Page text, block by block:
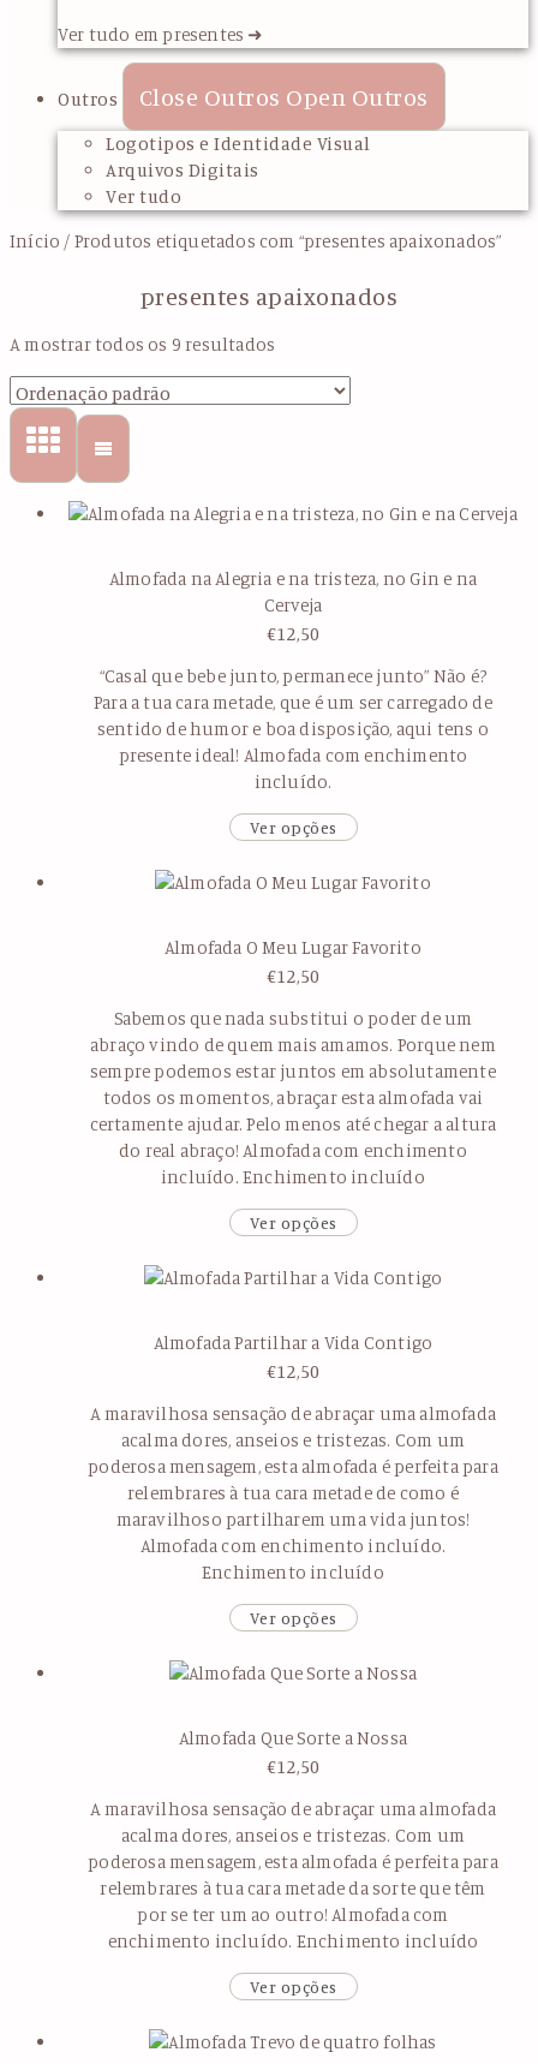
Ver tudo em presentes ➜
Outros Close Outros Open Outros
Logotipos e Identidade Visual
Arquivos Digitais
Ver tudo
Início / Produtos etiquetados com “presentes apaixonados”
presentes apaixonados
A mostrar todos os 9 resultados
Almofada na Alegria e na tristeza, no Gin e na
Cerveja
€12,50
“Casal que bebe junto, permanece junto” Não é?
Para a tua cara metade, que é um ser carregado de
sentido de humor e boa disposição, aqui tens o
presente ideal! Almofada com enchimento
incluído.
Ver opções
Almofada O Meu Lugar Favorito
€12,50
Sabemos que nada substitui o poder de um
abraço vindo de quem mais amamos. Porque nem
sempre podemos estar juntos em absolutamente
todos os momentos, abraçar esta almofada vai
certamente ajudar. Pelo menos até chegar a altura
do real abraço! Almofada com enchimento
incluído. Enchimento incluído
Ver opções
Almofada Partilhar a Vida Contigo
€12,50
A maravilhosa sensação de abraçar uma almofada
acalma dores, anseios e tristezas. Com um
poderosa mensagem, esta almofada é perfeita para
relembrares à tua cara metade de como é
maravilhoso partilharem uma vida juntos!
Almofada com enchimento incluído.
Enchimento incluído
Ver opções
Almofada Que Sorte a Nossa
€12,50
A maravilhosa sensação de abraçar uma almofada
acalma dores, anseios e tristezas. Com um
poderosa mensagem, esta almofada é perfeita para
relembrares à tua cara metade da sorte que têm
por se ter um ao outro! Almofada com
enchimento incluído. Enchimento incluído
Ver opções